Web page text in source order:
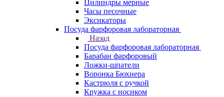
Цилиндры мерные
Часы песочные
Эксикаторы
Посуда фарфоровая лабораторная
Назад
Посуда фарфоровая лабораторная
Барабан фарфоровый
Ложки-шпатели
Воронка Бюхнера
Кастрюля с ручкой
Кружка с носиком